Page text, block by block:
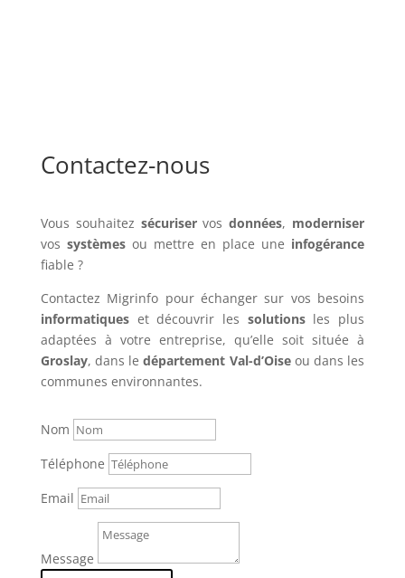
Contactez-nous
Vous souhaitez sécuriservosdonnées, moderniser
vos systèmesou mettre en place une infogérance
fiable ?
Contactez Migrinfo pour échanger sur vos besoins
informatiqueset découvrir les solutionsles plus
adaptées à votre entreprise, qu’elle soit située à
Groslay, dans ledépartement Val-d’Oiseou dans les
communes environnantes.
Nom
Téléphone
Email
Message